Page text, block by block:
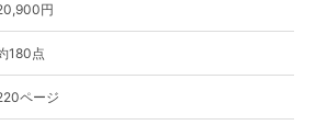
円
180点
ページ